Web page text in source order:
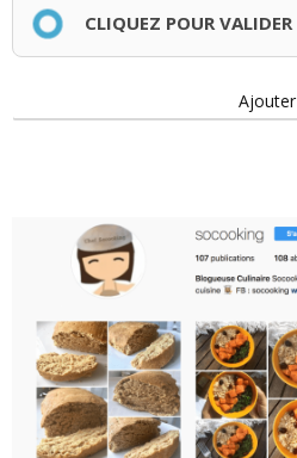
CLIQUEZ POUR VALIDER
Ajouter